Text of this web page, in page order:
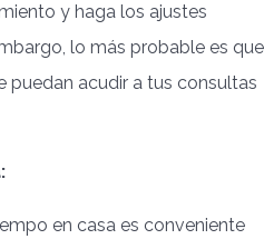
y haga los ajustes
lo más probable es que
acudir a tus consultas
en casa es conveniente